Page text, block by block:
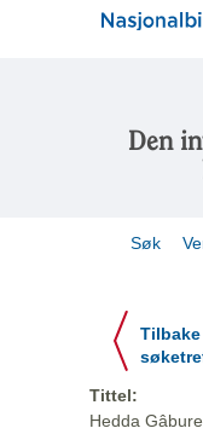
Den
Søk
Tilbake
Tittel:
Hedda